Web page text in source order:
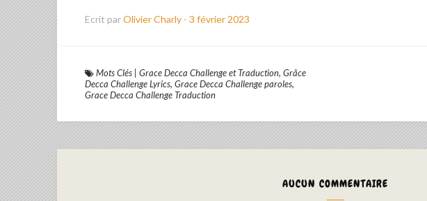
Ecrit parOlivier Charly - 3 février 2023
Mots Clés Grace Decca Challenge et Traduction, Grâce
Decca Challenge Lyrics, Grace Decca Challenge paroles,
Grace Decca Challenge Traduction
AUCUN COMMENTAIRE